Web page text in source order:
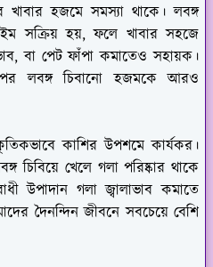
খাবার হজমে সমস্যা থাকে। লবঙ্গ
সক্রিয় হয়, ফলে খাবার সহজে
বা পেট ফাঁপা কমাতেও সহায়ক।
পর লবঙ্গ চিবানো হজমকে আরও
কাশির উপশমে কার্যকর।
চিবিয়ে খেলে গলা পরিষ্কার থাকে
উপাদান গলা জ্বালাভাব কমাতে
দৈনন্দিন জীবনে সবচেয়ে বেশি